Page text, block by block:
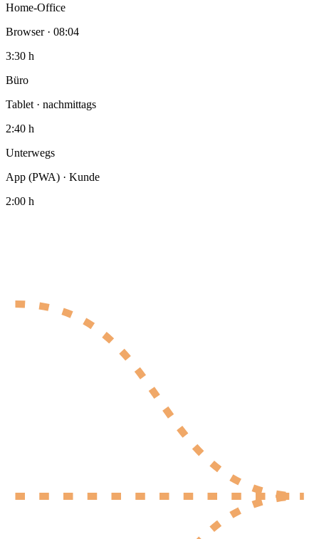
Home-Office
Browser · 08:04
3:30 h
Büro
Tablet · nachmittags
2:40 h
Unterwegs
App (PWA) · Kunde
2:00 h